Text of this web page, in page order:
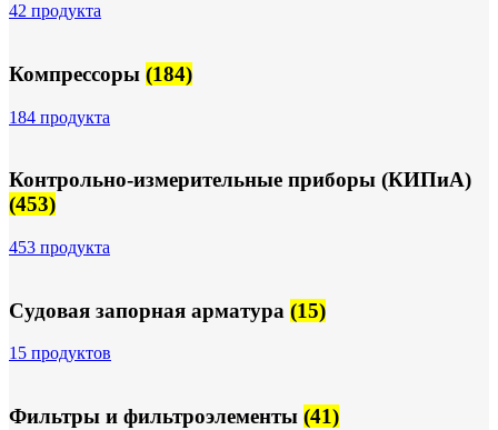
42 продукта
Компрессоры (184)
184 продукта
Контрольно-измерительные приборы (КИПиА)
(453)
453 продукта
Судовая запорная арматура (15)
15 продуктов
Фильтры и фильтроэлементы (41)